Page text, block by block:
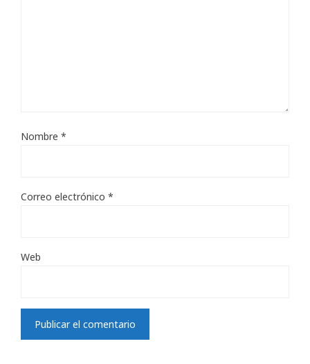
Nombre *
Correo electrónico *
Web